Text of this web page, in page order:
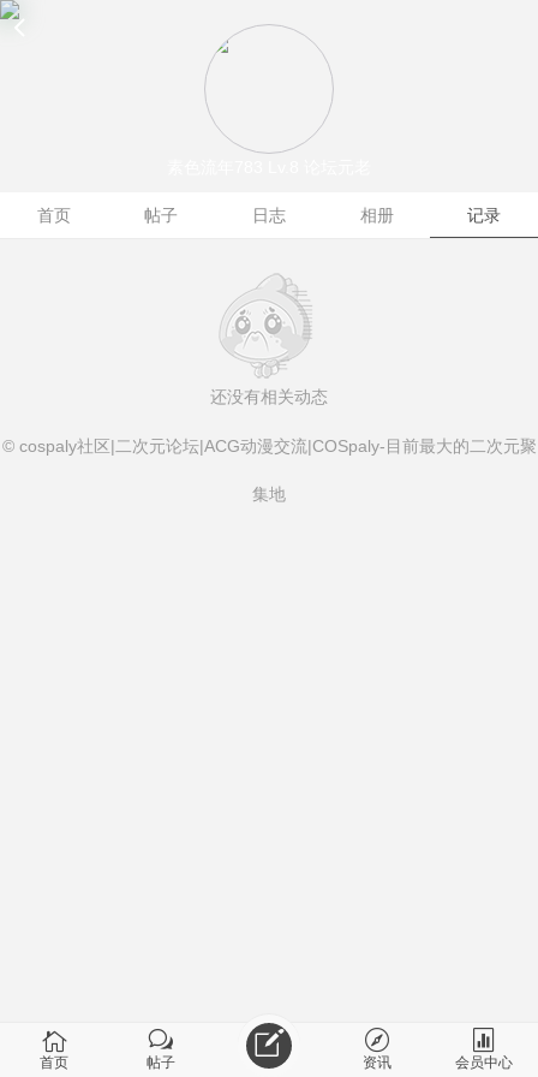
首页 帖子 日志 相册 记录
还没有相关动态
© cospaly社区|二次元论坛|ACG动漫交流|COSpaly-目前最大的二次元聚
集地
首页 帖子 资讯 会员中心